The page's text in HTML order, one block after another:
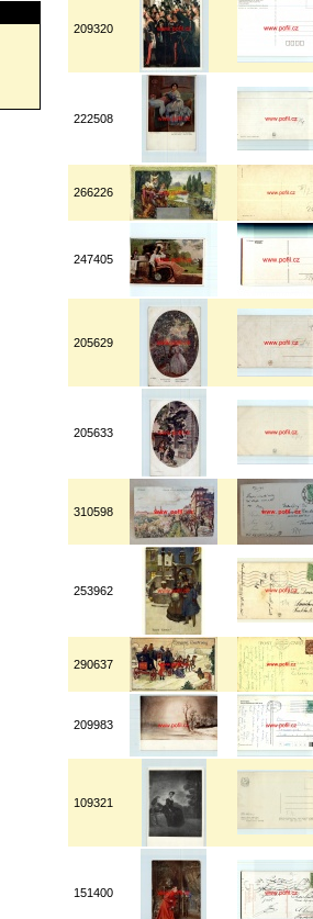
209320
222508
266226
247405
205629
205633
310598
253962
290637
209983
109321
151400